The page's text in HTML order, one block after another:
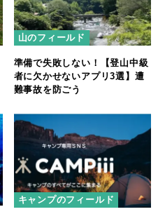
山のフィールド
準備で失敗しない！【登山中級
者に欠かせないアプリ3選】遭
難事故を防ごう
キャンプのフィールド